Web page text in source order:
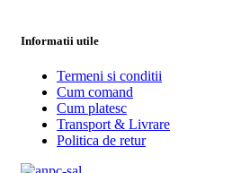
Informatii utile
Termeni si conditii
Cum comand
Cum platesc
Transport & Livrare
Politica de retur